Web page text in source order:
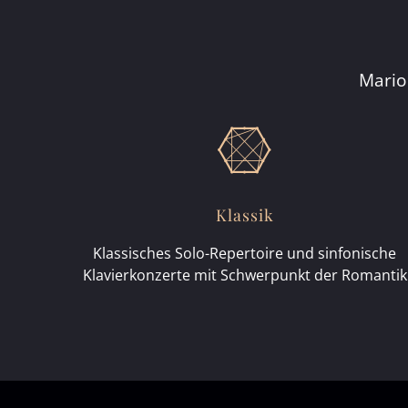
Klassik
Klassisches Solo-Repertoire und sinfonische
Klavierkonzerte mit Schwerpunkt der Romantik